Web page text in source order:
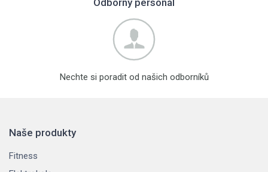
Nechte si poradit od našich odborníků
Naše produkty
Fitness